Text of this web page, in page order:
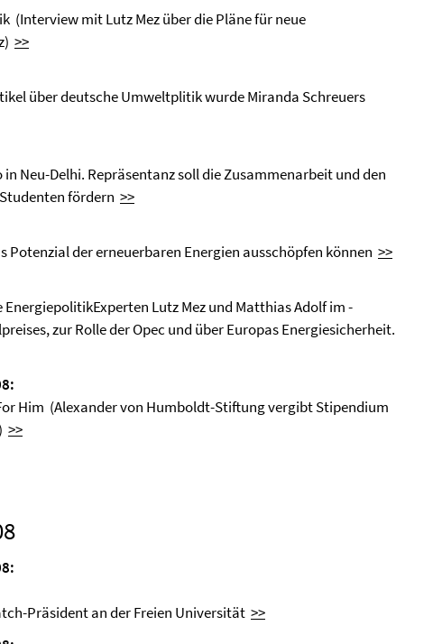
(Interview mit Lutz Mez über die Pläne für neue
>>
über deutsche Umweltplitik wurde Miranda Schreuers
Neu-Delhi. Repräsentanz soll die Zusammenarbeit und den
fördern >>
Potenzial der erneuerbaren Energien ausschöpfen können >>
Energiepolitik­Experten Lutz Mez und Matthias Adolf im
zur Rolle der Opec und über Europas Energiesicherheit.
Him (Alexander von Humboldt-Stiftung vergibt Stipendium
>>
Präsident an der Freien Universität >>